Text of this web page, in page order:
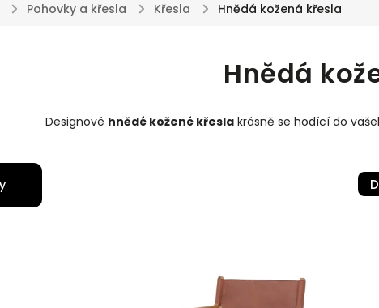
Zahradní
skladem
Doplňky a
/ Pohovky a křesla / Křesla / Hnědá kožená křesla
Hnědá
Designové hnědé kožené křeslakrásně se hodící do